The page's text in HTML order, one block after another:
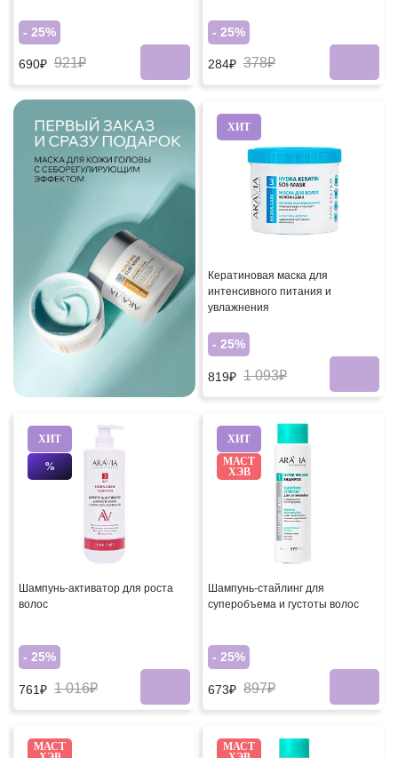
- 25%
690₽ 921₽
- 25%
284₽ 378₽
ХИТ
Кератиновая маска для
интенсивного питания и
увлажнения
- 25%
819₽ 1 093₽
ХИТ
%
Шампунь-активатор для роста
волос
- 25%
761₽ 1 016₽
ХИТ
МАСТ
ХЭВ
Шампунь-стайлинг для
суперобъема и густоты волос
- 25%
673₽ 897₽
МАСТ
МАСТ